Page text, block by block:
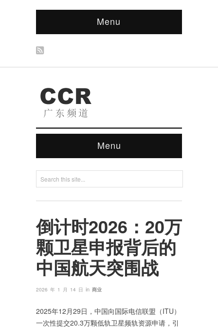
Menu
Menu
倒计时2026：20万
颗卫星申报背后的
中国航天突围战
2026 年 1 月 14 日 in 商业
2025年12月29日，中国向国际电信联盟（ITU）
一次性提交20.3万颗低轨卫星频轨资源申请，引